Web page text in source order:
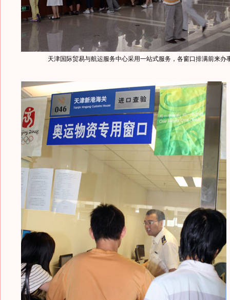
天津国际贸易与航运服务中心采用一站式服务，各窗口排满前来办